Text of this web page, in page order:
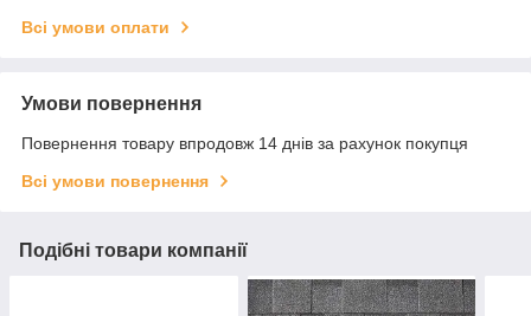
Всі умови оплати
Умови повернення
Повернення товару впродовж 14 днів за рахунок покупця
Всі умови повернення
Подібні товари компанії